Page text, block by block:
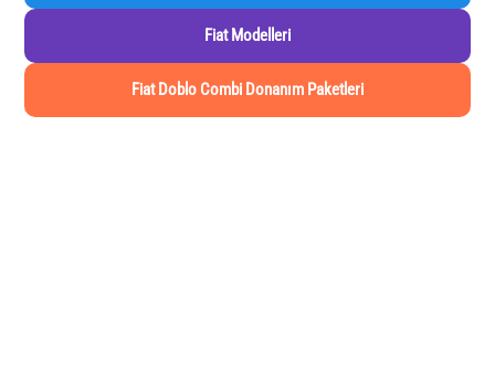
Fiat Modelleri
Fiat Doblo Combi Donanım Paketleri